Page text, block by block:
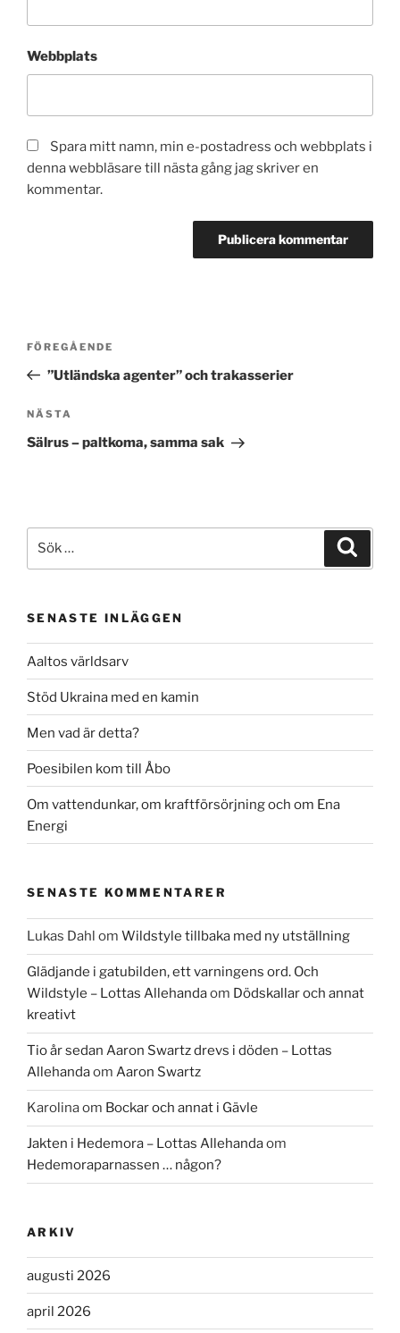
Webbplats
Spara mitt namn, min e-postadress och webbplats i
denna webbläsare till nästa gång jag skriver en
kommentar.
Inläggsnavigering
Föregående
inlägg
FÖREGÅENDE
”Utländska agenter” och trakasserier
Nästa
inlägg
NÄSTA
Sälrus – paltkoma, samma sak
efter:
SENASTE INLÄGGEN
Aaltos världsarv
Stöd Ukraina med en kamin
Men vad är detta?
Poesibilen kom till Åbo
Om vattendunkar, om kraftförsörjning och om Ena
Energi
SENASTE KOMMENTARER
Lukas Dahl om Wildstyle tillbaka med ny utställning
Glädjande i gatubilden, ett varningens ord. Och
Wildstyle – Lottas Allehandaom Dödskallar och annat
kreativt
Tio år sedan Aaron Swartz drevs i döden – Lottas
Allehandaom Aaron Swartz
Karolinaom Bockar och annat i Gävle
Jakten i Hedemora – Lottas Allehandaom
Hedemoraparnassen … någon?
ARKIV
augusti 2026
april 2026